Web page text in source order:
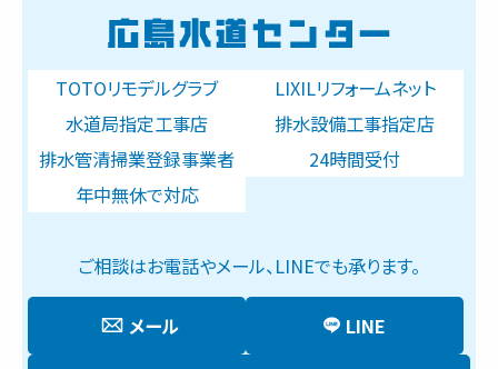
TOTOリモデルグラブ
LIXILリフォームネット
水道局指定工事店
排水設備工事指定店
排水管清掃業登録事業者
24時間受付
年中無休で対応
ご相談はお電話やメール、LINEでも承ります。
メール LINE